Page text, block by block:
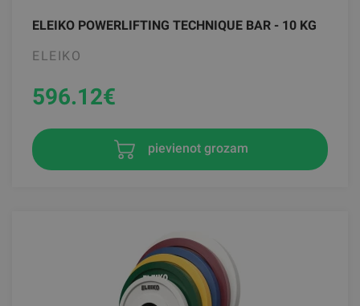
ELEIKO POWERLIFTING TECHNIQUE BAR - 10 KG
ELEIKO
596.12€
pievienot grozam